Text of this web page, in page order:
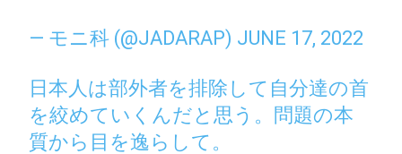
— モニ科 (@JADARAP) JUNE 17, 2022
日本人は部外者を排除して自分達の首
を絞めていくんだと思う。問題の本
質から目を逸らして。